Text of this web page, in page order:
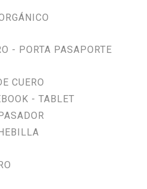
- PORTA PASAPORTE
CUERO
- TABLET